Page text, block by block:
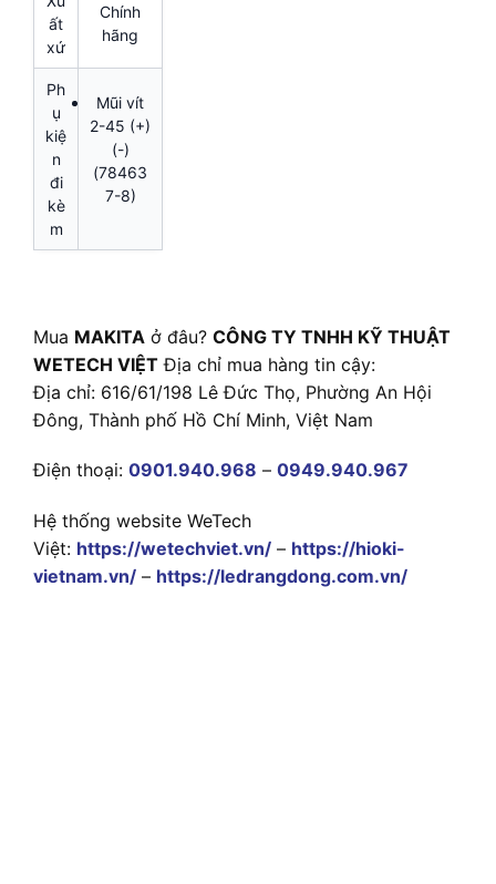
ất
xứ
Chính
hãng
Ph
ụ
kiệ
n
đi
kè
m
Mũi vít
2-45 (+)
(-)
(78463
7-8)
Mua MAKITA ở đâu? CÔNG TY TNHH KỸ THUẬT
WETECH VIỆT Địa chỉ mua hàng tin cậy:
Địa chỉ: 616/61/198 Lê Đức Thọ, Phường An Hội
Đông, Thành phố Hồ Chí Minh, Việt Nam
Điện thoại: 0901.940.968 – 0949.940.967
Hệ thống website WeTech
Việt: https://wetechviet.vn/ – https://hioki-
vietnam.vn/ – https://ledrangdong.com.vn/